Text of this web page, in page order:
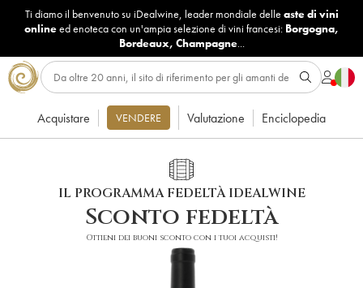
Ti diamo il benvenuto su iDealwine, leader mondiale delle aste di vini
onlineed enoteca con un'ampia selezione di vini francesi: Borgogna,
Bordeaux, Champagne...
Acquistare VENDERE Valutazione Enciclopedia
IL PROGRAMMA FEDELTÀ IDEALWINE
Sconto fedeltà
Ottieni dei buoni sconto con i tuoi acquisti!